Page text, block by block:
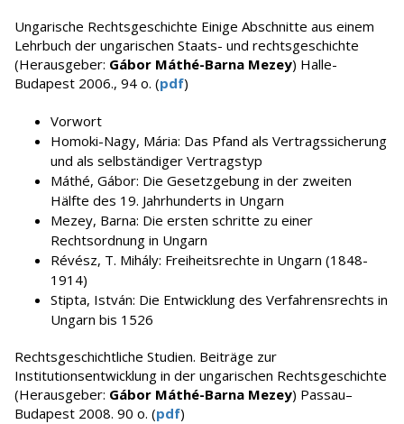
Ungarische Rechtsgeschichte Einige Abschnitte aus einem
Lehrbuch der ungarischen Staats- und rechtsgeschichte
(Herausgeber: Gábor Máthé-Barna Mezey) Halle-
Budapest 2006., 94 o. (pdf)
Vorwort
Homoki-Nagy, Mária: Das Pfand als Vertragssicherung
und als selbständiger Vertragstyp
Máthé, Gábor: Die Gesetzgebung in der zweiten
Hälfte des 19. Jahrhunderts in Ungarn
Mezey, Barna: Die ersten schritte zu einer
Rechtsordnung in Ungarn
Révész, T. Mihály: Freiheitsrechte in Ungarn (1848-
1914)
Stipta, István: Die Entwicklung des Verfahrensrechts in
Ungarn bis 1526
Rechtsgeschichtliche Studien. Beiträge zur
Institutionsentwicklung in der ungarischen Rechtsgeschichte
(Herausgeber: Gábor Máthé-Barna Mezey) Passau–
Budapest 2008. 90 o. (pdf)